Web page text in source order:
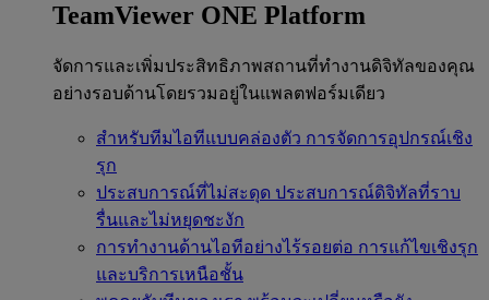
TeamViewer ONE Platform
จัดการและเพิ่มประสิทธิภาพสถานที่ทำงานดิจิทัลของคุณ
อย่างรอบด้านโดยรวมอยู่ในแพลตฟอร์มเดียว
สำหรับทีมไอทีแบบคล่องตัว การจัดการอุปกรณ์เชิง
รุก
ประสบการณ์ที่ไม่สะดุด ประสบการณ์ดิจิทัลที่ราบ
รื่นและไม่หยุดชะงัก
การทำงานด้านไอทีอย่างไร้รอยต่อ การแก้ไขเชิงรุก
และบริการเหนือชั้น